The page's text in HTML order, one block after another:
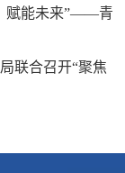
赋能未来”——青
联合召开“聚焦